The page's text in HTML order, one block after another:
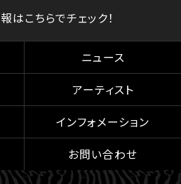
はこちらでチェック！
ニュース
アーティスト
インフォメーション
お問い合わせ